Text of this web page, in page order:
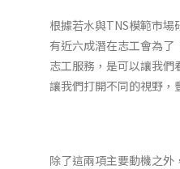
根據若水與TNS模範市
有近六成潛在志工會為
志工服務，是可以讓我
讓我們打開不同的視野，
除了這兩項主要動機之